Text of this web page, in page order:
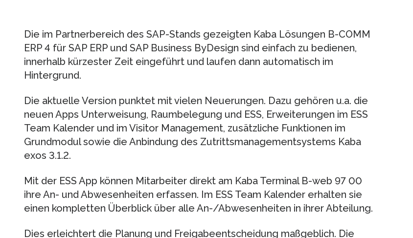
Die im Partnerbereich des SAP-Stands gezeigten Kaba Lösungen B-COMM
ERP 4 für SAP ERP und SAP Business ByDesign sind einfach zu bedienen,
innerhalb kürzester Zeit eingeführt und laufen dann automatisch im
Hintergrund.
Die aktuelle Version punktet mit vielen Neuerungen. Dazu gehören u.a. die
neuen Apps Unterweisung, Raumbelegung und ESS, Erweiterungen im ESS
Team Kalender und im Visitor Management, zusätzliche Funktionen im
Grundmodul sowie die Anbindung des Zutrittsmanagementsystems Kaba
exos 3.1.2.
Mit der ESS App können Mitarbeiter direkt am Kaba Terminal B-web 97 00
ihre An- und Abwesenheiten erfassen. Im ESS Team Kalender erhalten sie
einen kompletten Überblick über alle An-/Abwesenheiten in ihrer Abteilung.
Dies erleichtert die Planung und Freigabeentscheidung maßgeblich. Die